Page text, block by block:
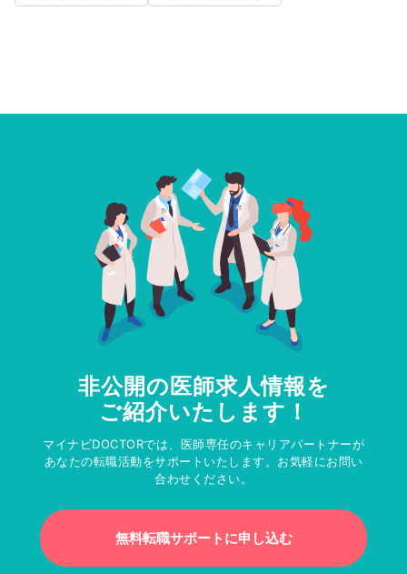
非公開の医師求人情報を
ご紹介いたします！
マイナビDOCTORでは、医師専任のキャリアパートナーが
あなたの転職活動をサポートいたします。お気軽にお問い
合わせください。
無料転職サポートに申し込む